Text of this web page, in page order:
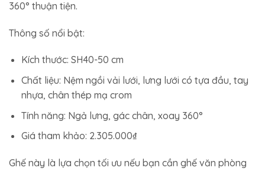
360° thuận tiện.
Thông số nổi bật:
Kích thước: SH40-50 cm
Chất liệu: Nệm ngồi vải lưới, lưng lưới có tựa đầu, tay
nhựa, chân thép mạ crom
Tính năng: Ngả lưng, gác chân, xoay 360°
Giá tham khảo: 2.305.000₫
Ghế này là lựa chọn tối ưu nếu bạn cần ghế văn phòng